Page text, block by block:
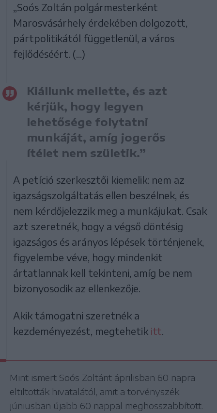
„Soós Zoltán polgármesterként
Marosvásárhely érdekében dolgozott,
pártpolitikától függetlenül, a város
fejlődéséért. (...)
Kiállunk mellette, és azt
kérjük, hogy legyen
lehetősége folytatni
munkáját, amíg jogerős
ítélet nem születik.”
A petíció szerkesztői kiemelik: nem az
igazságszolgáltatás ellen beszélnek, és
nem kérdőjelezzik meg a munkájukat. Csak
azt szeretnék, hogy a végső döntésig
igazságos és arányos lépések történjenek,
figyelembe véve, hogy mindenkit
ártatlannak kell tekinteni, amíg be nem
bizonyosodik az ellenkezője.
Akik támogatni szeretnék a
kezdeményezést, megtehetik itt
Mint ismert Soós Zoltánt áprilisban 60 napra
eltiltották hivatalától, amit a törvényszék
júniusban újabb 60 nappal meghosszabbított.